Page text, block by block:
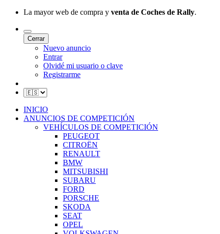
La mayor web de compra y venta de Coches de Rally.
Cerrar
Nuevo anuncio
Entrar
Olvidé mi usuario o clave
Registrarme
INICIO
ANUNCIOS DE COMPETICIÓN
VEHÍCULOS DE COMPETICIÓN
PEUGEOT
CITROËN
RENAULT
BMW
MITSUBISHI
SUBARU
FORD
PORSCHE
SKODA
SEAT
OPEL